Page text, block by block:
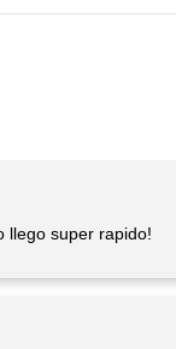
llego super rapido!